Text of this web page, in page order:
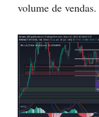
volume de